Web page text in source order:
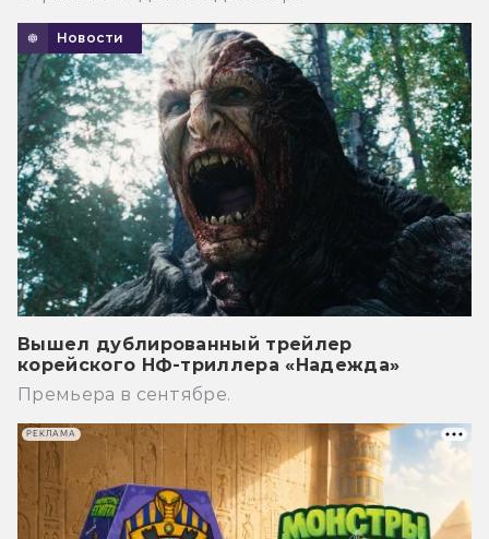
Новости
Вышел дублированный трейлер
корейского НФ-триллера «Надежда»
Премьера в сентябре.
РЕКЛАМА